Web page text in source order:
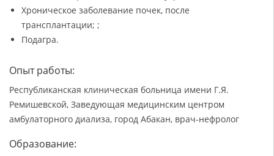
Хроническое заболевание почек, после
трансплантации; ;
Подагра.
Опыт работы:
Республиканская клиническая больница имени Г.Я.
Ремишевской, Заведующая медицинским центром
амбулаторного диализа, город Абакан, врач-нефролог
Образование: